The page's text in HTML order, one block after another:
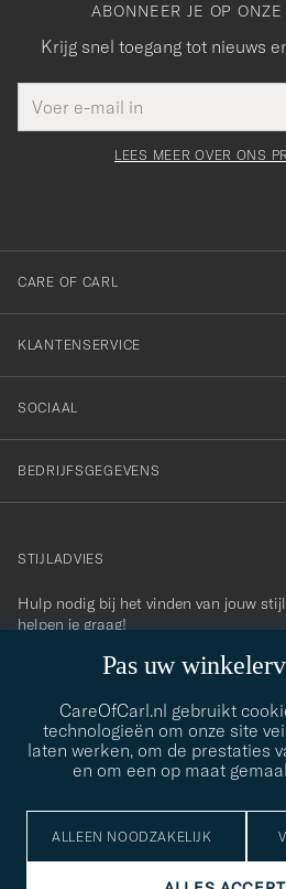
Pas uw
CareOfCarl.nl gebruikt
technologieën om onze site
laten werken, om de prestaties
en om een op maat
ALLEEN NOODZAKELIJK
ABONNEER JE OP
Krijg snel toegang tot nieuws
mailadres
veldBedankt
voor
onze
nieuwsbrief!
LEES MEER OVER ONS
CARE OF CARL
KLANTENSERVICE
SOCIAAL
BEDRIJFSGEGEVENS
contact@careofcarl.com
STIJLADVIES
Hulp nodig bij het vinden van jouw
helpen je graag!
STIJLADVIES
© Care of Carl 2026